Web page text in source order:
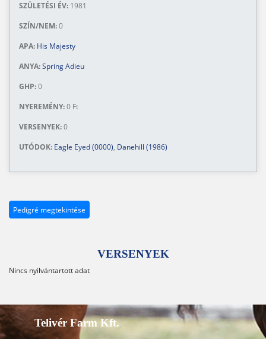
SZÜLETÉSI ÉV: 1981
SZÍN/NEM:0
APA: His Majesty
ANYA:Spring Adieu
GHP:0
NYEREMÉNY:0 Ft
VERSENYEK:0
UTÓDOK: Eagle Eyed (0000), Danehill (1986)
Pedigré megtekintése
VERSENYEK
Nincs nyilvántartott adat
Telivér Farm Kft.